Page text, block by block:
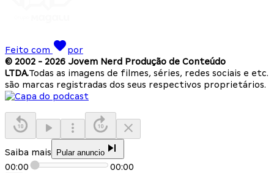
Feito com
por
© 2002 - 2026 Jovem Nerd Produção de Conteúdo
LTDA.Todas as imagens de filmes, séries, redes sociais e etc.
são marcas registradas dos seus respectivos proprietários.
Saiba mais Pular anuncio
00:00 00:00